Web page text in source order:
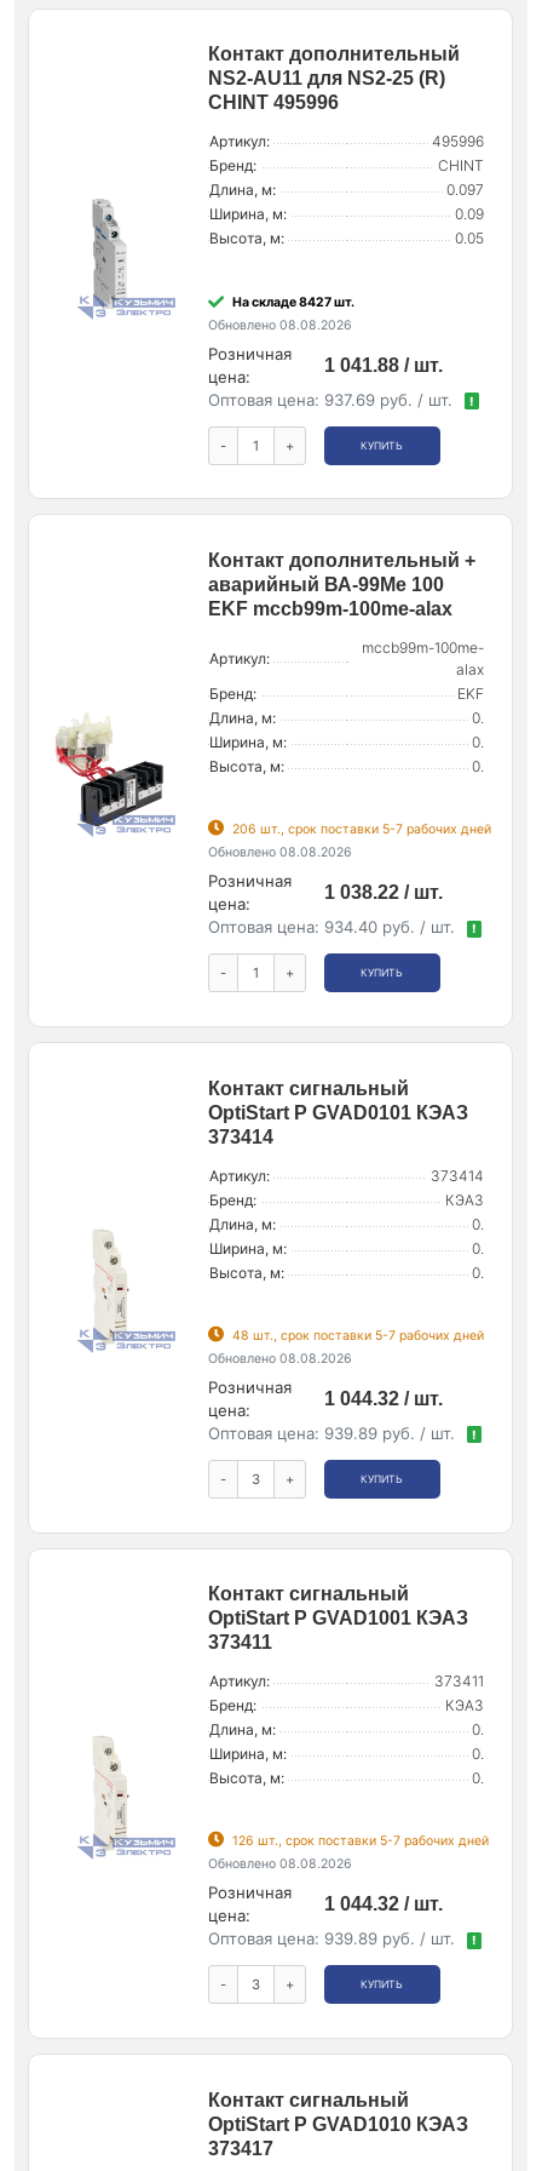
Контакт дополнительный
NS2-AU11 для NS2-25 (R)
CHINT 495996
Артикул:
495996
Бренд:
CHINT
Длина, м:
0.097
Ширина, м:
0.09
Высота, м:
0.05
На складе 8427 шт.
Обновлено 08.08.2026
Розничная
цена:
1 041.88 / шт.
Оптовая цена: 937.69 руб. / шт. !
- + КУПИТЬ
Контакт дополнительный +
аварийный ВА-99Ме 100
EKF mccb99m-100me-alax
Артикул:
mccb99m-100me-
alax
Бренд:
EKF
Длина, м:
0.
Ширина, м:
0.
Высота, м:
0.
206 шт., срок поставки 5-7 рабочих дней
Обновлено 08.08.2026
Розничная
цена:
1 038.22 / шт.
Оптовая цена: 934.40 руб. / шт. !
- + КУПИТЬ
Контакт сигнальный
OptiStart P GVAD0101 КЭАЗ
373414
Артикул:
373414
Бренд:
КЭАЗ
Длина, м:
0.
Ширина, м:
0.
Высота, м:
0.
48 шт., срок поставки 5-7 рабочих дней
Обновлено 08.08.2026
Розничная
цена:
1 044.32 / шт.
Оптовая цена: 939.89 руб. / шт. !
- + КУПИТЬ
Контакт сигнальный
OptiStart P GVAD1001 КЭАЗ
373411
Артикул:
373411
Бренд:
КЭАЗ
Длина, м:
0.
Ширина, м:
0.
Высота, м:
0.
126 шт., срок поставки 5-7 рабочих дней
Обновлено 08.08.2026
Розничная
цена:
1 044.32 / шт.
Оптовая цена: 939.89 руб. / шт. !
- + КУПИТЬ
Контакт сигнальный
OptiStart P GVAD1010 КЭАЗ
373417